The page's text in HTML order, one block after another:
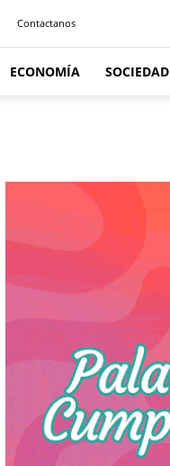
Contactanos
ECONOMÍA SOCIEDAD